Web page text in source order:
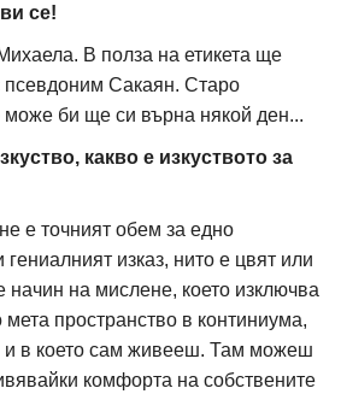
се!
В полза на етикета ще
псевдоним Сакаян. Старо
би ще си върна някой ден...
какво е изкуството за
е точният обем за едно
гениалният изказ, нито е цвят или
начин на мислене, което изключва
пространство в континиума,
и в което сам живееш. Там можеш
комфорта на собствените